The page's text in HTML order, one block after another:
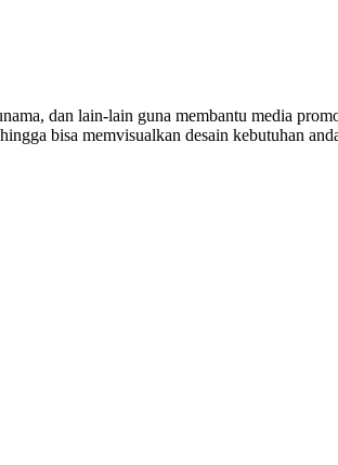
dan lain-lain guna membantu media
bisa memvisualkan desain kebutuhan